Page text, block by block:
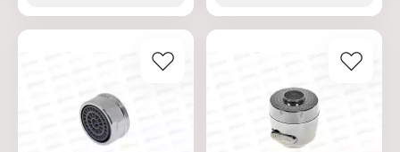
Подвод воды: нижний
Особенность:
бесшумная работа
Ресурс: 25 тыс. нажатий
мм
Внутренний диаметр: 22
Тип резьбы: внутренняя
Материал: нержавеющая